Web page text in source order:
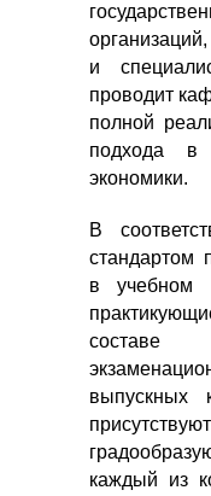
и
проводит
полной
подхода в
экономики.
В
стандартом
в учебном
составе
выпускных
каждый из